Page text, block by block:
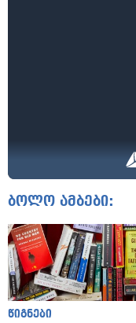
ბოლო ამბები:
წიგნები